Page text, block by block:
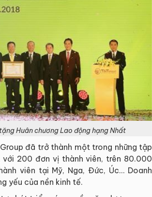
Huân chương Lao động hạng Nhất
đã trở thành một trong những tập
200 đơn vị thành viên, trên 80.000
viên tại Mỹ, Nga, Đức, Úc… Doanh
yếu của nền kinh tế.